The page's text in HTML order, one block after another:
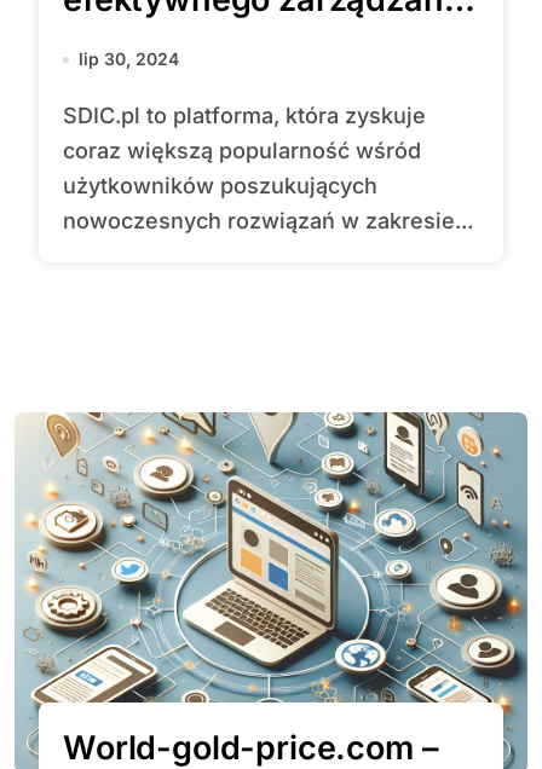
danymi i informacjami
lip 30, 2024
SDIC.pl to platforma, która zyskuje
coraz większą popularność wśród
użytkowników poszukujących
nowoczesnych rozwiązań w zakresie...
World-gold-price.com –